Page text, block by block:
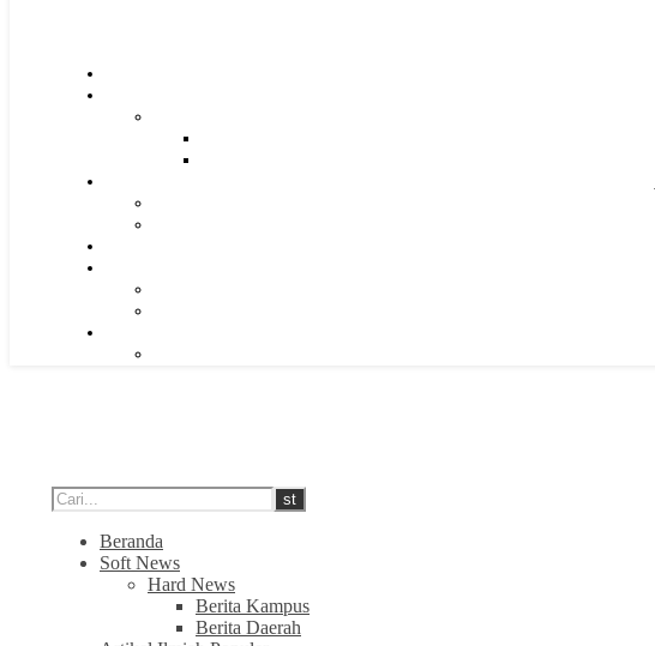
Beranda
Soft News
Hard News
Berita Kampus
Berita Daerah